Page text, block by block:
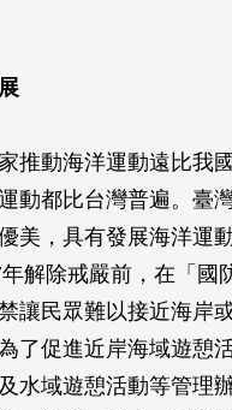
推動海洋運動遠比我
動都比台灣普遍。臺
美，具有發展海洋運
解除戒嚴前，在「國
讓民眾難以接近海岸
了促進近岸海域遊憩
水域遊憩活動等管理